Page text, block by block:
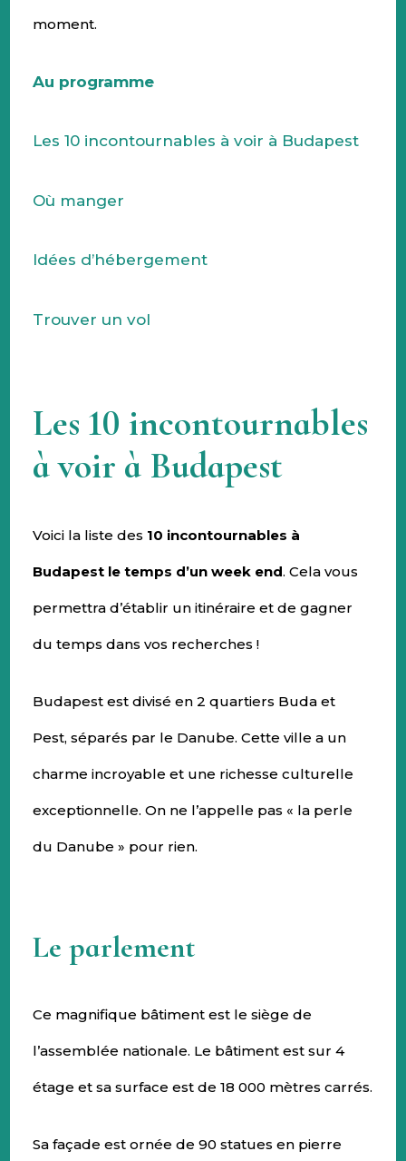
moment.
Au programme
Les 10 incontournables à voir à Budapest
Où manger
Idées d’hébergement
Trouver un vol
Les 10 incontournables
à voir à Budapest
Voici la liste des 10 incontournables à
Budapest le temps d’un week end. Cela vous
permettra d’établir un itinéraire et de gagner
du temps dans vos recherches !
Budapest est divisé en 2 quartiers Buda et
Pest, séparés par le Danube. Cette ville a un
charme incroyable et une richesse culturelle
exceptionnelle. On ne l’appelle pas « la perle
du Danube » pour rien.
Le parlement
Ce magnifique bâtiment est le siège de
l’assemblée nationale. Le bâtiment est sur 4
étage et sa surface est de 18 000 mètres carrés.
Sa façade est ornée de 90 statues en pierre